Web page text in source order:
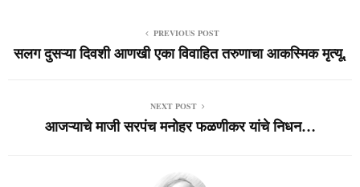
PREVIOUS POST
सलग दुसऱ्या दिवशी आणखी एका विवाहित तरुणाचा आकस्मिक मृत्यू.
NEXT POST
आजऱ्याचे माजी सरपंच मनोहर फळणीकर यांचे निधन…